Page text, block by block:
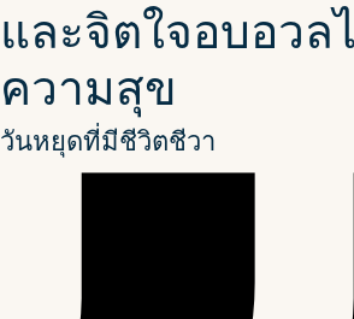
และจิตใจอบอวล
ความสุข
วันหยุดที่มีชีวิตชีวา